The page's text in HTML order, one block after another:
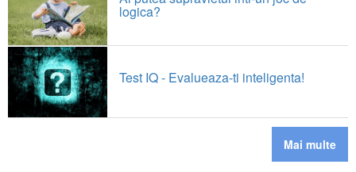
logica?
Test IQ - Evalueaza-ti inteligenta!
Mai multe